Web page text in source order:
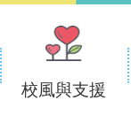
校風與支援